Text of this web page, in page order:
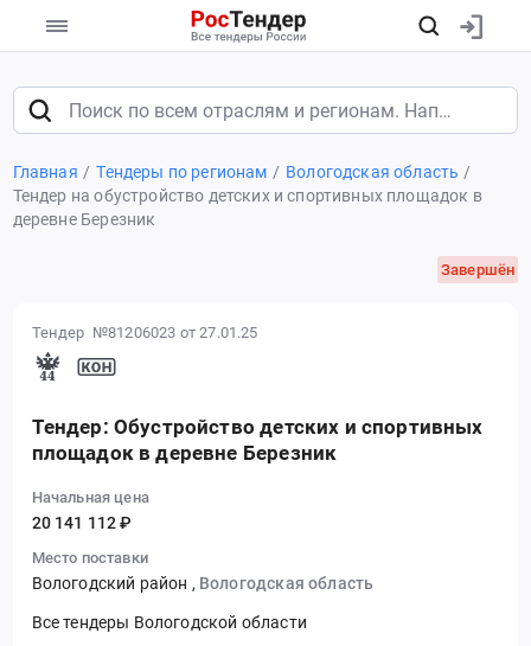
Главная Тендеры по регионам
Вологодская область
Тендер на обустройство детских и спортивных площадок в
деревне Березник
Завершён
Тендер №81206023 от 27.01.25
Тендер: Обустройство детских и спортивных
площадок в деревне Березник
Начальная цена
20 141 112 ₽
Место поставки
Вологодский район , Вологодская область
Все тендеры Вологодской области